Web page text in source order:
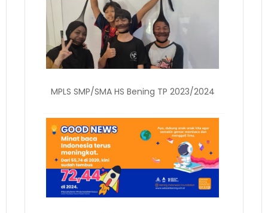
MPLS SMP/SMA HS Bening TP 2023/2024